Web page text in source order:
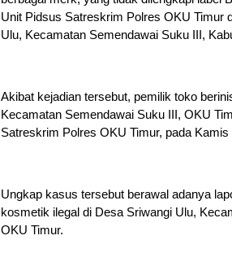
Unit Pidsus Satreskrim Polres OKU Timur
Ulu, Kecamatan Semendawai Suku III,
Akibat kejadian tersebut, pemilik toko
Kecamatan Semendawai Suku III, OKU
Satreskrim Polres OKU Timur, pada Kamis
Ungkap kasus tersebut berawal adanya
kosmetik ilegal di Desa Sriwangi Ulu,
OKU Timur.